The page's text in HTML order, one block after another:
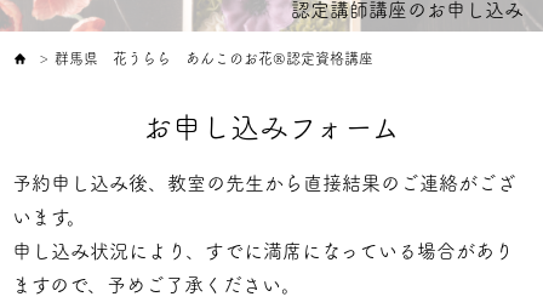
認定講師講座のお申し込み
＞ 群馬県 花うらら あんこのお花®認定資格講座
お申し込みフォーム
予約申し込み後、教室の先生から直接結果のご連絡がござ
います。
申し込み状況により、すでに満席になっている場合があり
ますので、予めご了承ください。